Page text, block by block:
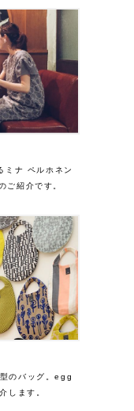
ミナ ペルホネン
紹介です。
のバッグ。egg
します。